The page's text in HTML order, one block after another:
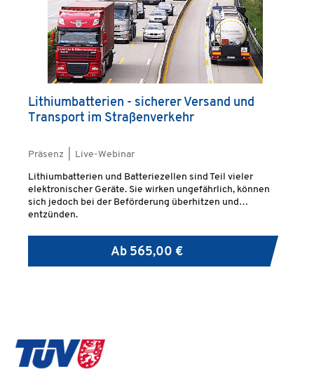
Lithiumbatterien - sicherer Versand und
Transport im Straßenverkehr
Präsenz | Live-Webinar
Lithiumbatterien und Batteriezellen sind Teil vieler
elektronischer Geräte. Sie wirken ungefährlich, können
sich jedoch bei der Beförderung überhitzen und
entzünden.
Ab 565,00 €